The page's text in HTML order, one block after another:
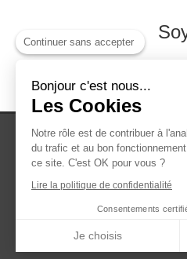
Continuer sans accepter
Bonjour c'est nous...
Les Cookies
Notre rôle est de contribuer à
du trafic et au bon
ce site. C'est OK pour vous ?
Lire la politique de confidentialité
Consentements
Je choisis